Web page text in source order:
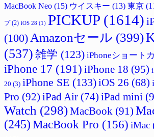
MacBook Neo (15) ウイスキー (13) 東京
プ(2) iOS 28 (1) PICKUP (1614)
(100) Amazonセール (399)
(537) 雑学 (123) iPhoneショート
iPhone 17 (191) iPhone 18 (95)
20 (3) iPhone SE (133)iOS 26 (68)
Pro (92) iPad Air (74) iPad mini
Watch (298)MacBook (91)
(245) MacBook Pro (156) iMac